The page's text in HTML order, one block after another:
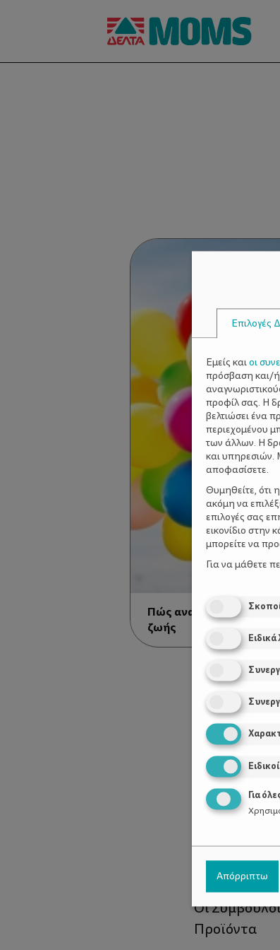
Πώς ανατρέφουμε
ζωής
Χρήσιμοι
Τι είναι το
Οι
Προϊόντα
Επιλογές
Εμείς καιοι
πρόσβαση και/
προφίλ σας. Η
βελτιώσει ένα
περιεχομένου
των άλλων. Η
και υπηρεσιών.
αποφασίσετε.
Θυμηθείτε, ότι
ακόμη να
επιλογές σας
εικονίδιο
μπορείτε να
Για να μάθετε
Για
Απόρριπτω